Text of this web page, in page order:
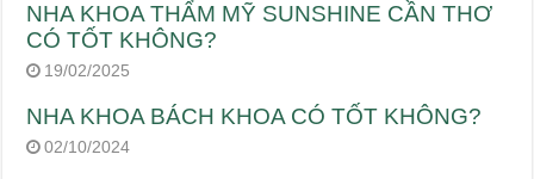
NHA KHOA THẨM MỸ SUNSHINE CẦN THƠ
CÓ TỐT KHÔNG?
19/02/2025
NHA KHOA BÁCH KHOA CÓ TỐT KHÔNG?
02/10/2024